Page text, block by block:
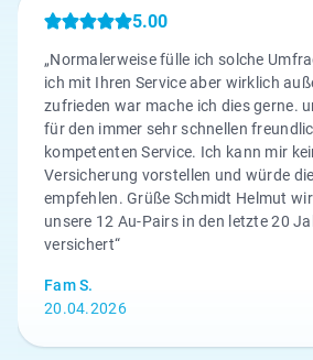
5.00
„Normalerweise fülle ich solche
ich mit Ihren Service aber wirklich
zufrieden war mache ich dies gerne.
für den immer sehr schnellen
kompetenten Service. Ich kann mir
Versicherung vorstellen und würde
empfehlen. Grüße Schmidt Helmut
unsere 12 Au-Pairs in den letzte 20
versichert“
Fam S.
20.04.2026